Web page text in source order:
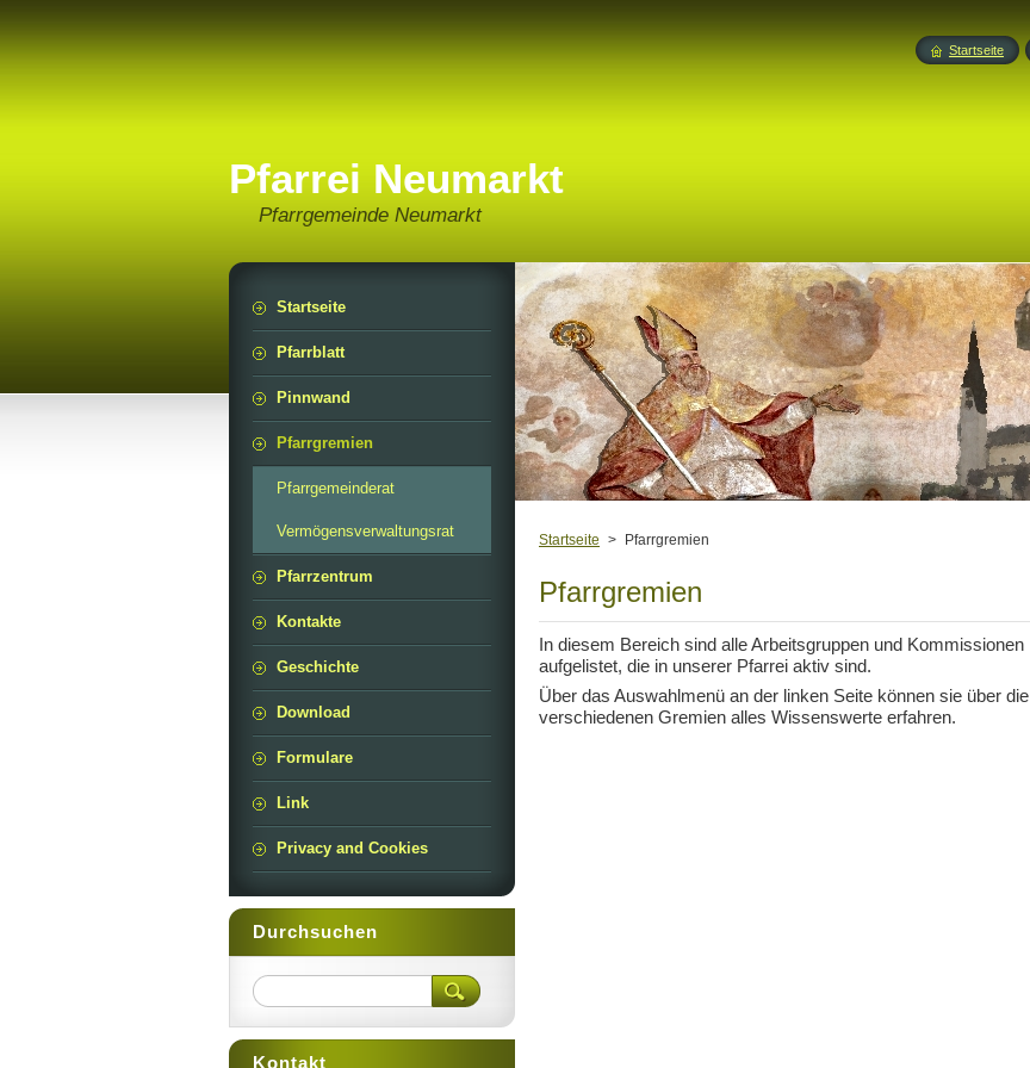
Pfarrei Neumarkt
Pfarrgemeinde Neumarkt
Startseite > Pfarrgremien
Pfarrgremien
In diesem Bereich sind alle Arbeitsgruppen und Kommissionen
aufgelistet, die in unserer Pfarrei aktiv sind.
Über das Auswahlmenü an der linken Seite können sie über die
verschiedenen Gremien alles Wissenswerte erfahren.
Startseite
Pfarrblatt
Pinnwand
Pfarrgremien
Pfarrgemeinderat
Vermögensverwaltungsrat
Pfarrzentrum
Kontakte
Geschichte
Download
Formulare
Link
Privacy and Cookies
Durchsuchen
Kontakt
Startseite